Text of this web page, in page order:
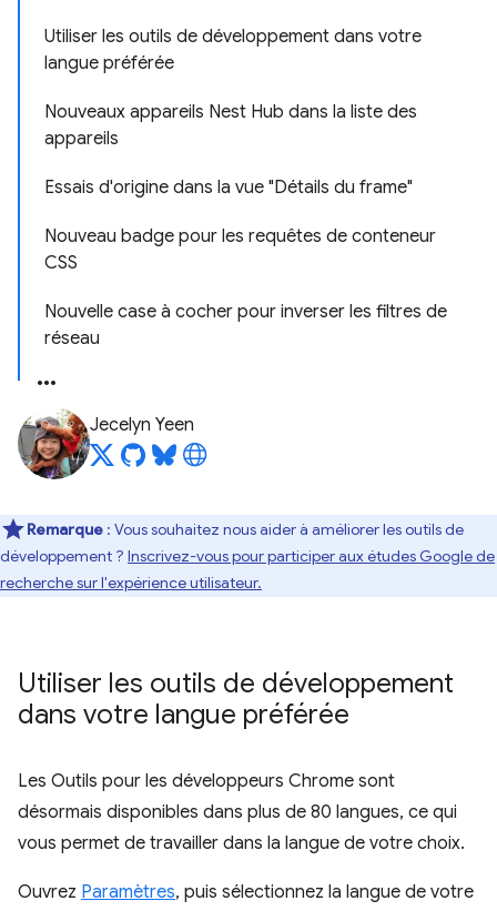
Utiliser les outils de développement dans votre
langue préférée
Nouveaux appareils Nest Hub dans la liste des
appareils
Essais d'origine dans la vue "Détails du frame"
Nouveau badge pour les requêtes de conteneur
CSS
Nouvelle case à cocher pour inverser les filtres de
réseau
Jecelyn Yeen
Remarque : Vous souhaitez nous aider à améliorer les outils de
développement ? Inscrivez-vous pour participer aux études Google de
recherche sur l'expérience utilisateur.
Utiliser les outils de développement
dans votre langue préférée
Les Outils pour les développeurs Chrome sont
désormais disponibles dans plus de 80 langues, ce qui
vous permet de travailler dans la langue de votre choix.
Ouvrez Paramètres, puis sélectionnez la langue de votre